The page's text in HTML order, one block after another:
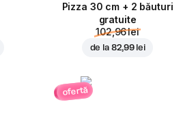
Pizza 30 cm + 2 băuturi
gratuite
102,96 lei
de la 82,99 lei
ofertă